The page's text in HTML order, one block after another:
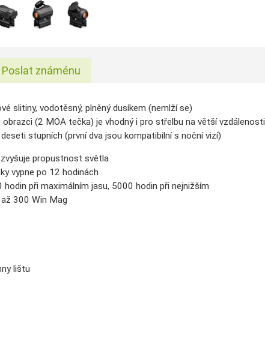
Poslat známénu
slitiny, vodotěsný, plněný dusíkem (nemlží se)
obrazci (2 MOA tečka) je vhodný i pro střelbu na větší vzdálenosti
stupních (první dva jsou kompatibilní s noční vizí)
propustnost světla
vypne po 12 hodinách
při maximálním jasu, 5000 hodin při nejnižším
300 Win Mag
lištu